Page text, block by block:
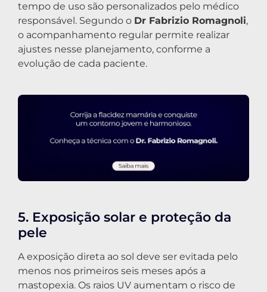
tempo de uso são personalizados pelo médico
responsável. Segundo o Dr Fabrizio Romagnoli,
o acompanhamento regular permite realizar
ajustes nesse planejamento, conforme a
evolução de cada paciente.
5. Exposição solar e proteção da
pele
A exposição direta ao sol deve ser evitada pelo
menos nos primeiros seis meses após a
mastopexia. Os raios UV aumentam o risco de